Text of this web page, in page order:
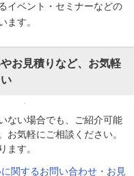
イベント・セミナーなどの
ます。
お見積りなど、お気軽
ない場合でも、ご紹介可能
お気軽にご相談ください。
ます。
関するお問い合わせ・お見